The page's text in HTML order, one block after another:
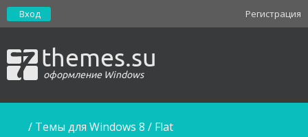
Регистрация
Вход
themes.su
оформление Windows
/ Темы для Windows 8 / Flat